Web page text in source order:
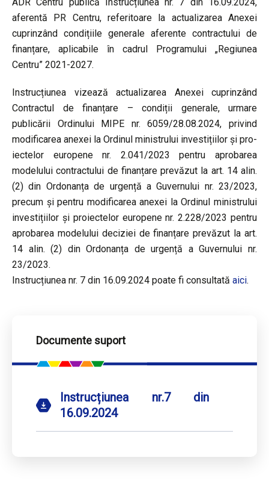
aferentă PR Centru, referitoare la actualizarea Anexei
cuprinzând condițiile generale aferente contractului de
finanțare, aplicabile în cadrul Programului „Regiunea
Centru” 2021-2027.
Instrucțiunea vizează actualizarea Anexei cuprinzând
Contractul de finanțare – condiții generale, urmare
publicării Ordinului MIPE nr. 6059/28.08.2024, privind
modificarea anexei la Ordinul ministrului investițiilor şi pro-
iectelor europene nr. 2.041/2023 pentru aprobarea
modelului contractului de finanțare prevăzut la art. 14 alin.
(2) din Ordonanța de urgență a Guvernului nr. 23/2023,
precum și pentru modificarea anexei la Ordinul ministrului
investițiilor și proiectelor europene nr. 2.228/2023 pentru
aprobarea modelului deciziei de finanțare prevăzut la art.
14 alin. (2) din Ordonanța de urgență a Guvernului nr.
23/2023.
Instrucțiunea nr. 7 din 16.09.2024 poate fi consultată aici.
Documente suport
Instrucțiunea nr.7 din
16.09.2024